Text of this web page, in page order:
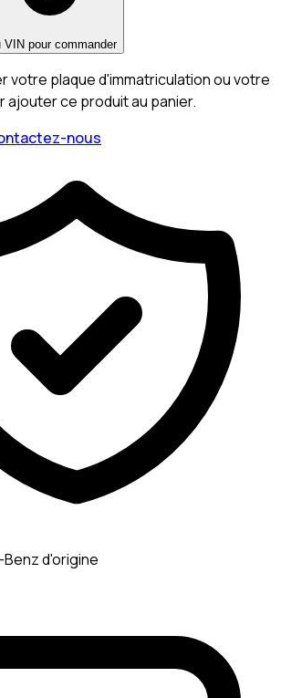
VIN pour commander
votre plaque d'immatriculation ou votre
ajouter ce produit au panier.
nous
d'origine